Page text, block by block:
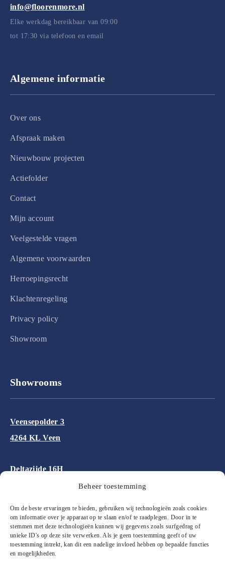
Beheer toestemming
Om de beste ervaringen te bieden, gebruiken wij technologieën zoals cookies
om informatie over je apparaat op te slaan en/of te raadplegen. Door in te
stemmen met deze technologieën kunnen wij gegevens zoals surfgedrag of
unieke ID's op deze site verwerken. Als je geen toestemming geeft of uw
toestemming intrekt, kan dit een nadelige invloed hebben op bepaalde functies
en mogelijkheden.
info@floorenmore.nl
Elke werkdag bereikbaar van 09:00
tot 17:30 via telefoon en email
Algemene informatie
Over ons
Afspraak maken
Nieuwbouw projecten
Actiefolder
Contact
Mijn account
Veelgestelde vragen
Algemene voorwaarden
Herroepingsrecht
Klachtenregeling
Privacy policy
Showroom
Showrooms
Veensepolder 3
4264 KL Veen
Deltazijde 16H
Aalsmeerderweg 227
1432 CM Aalsmeer